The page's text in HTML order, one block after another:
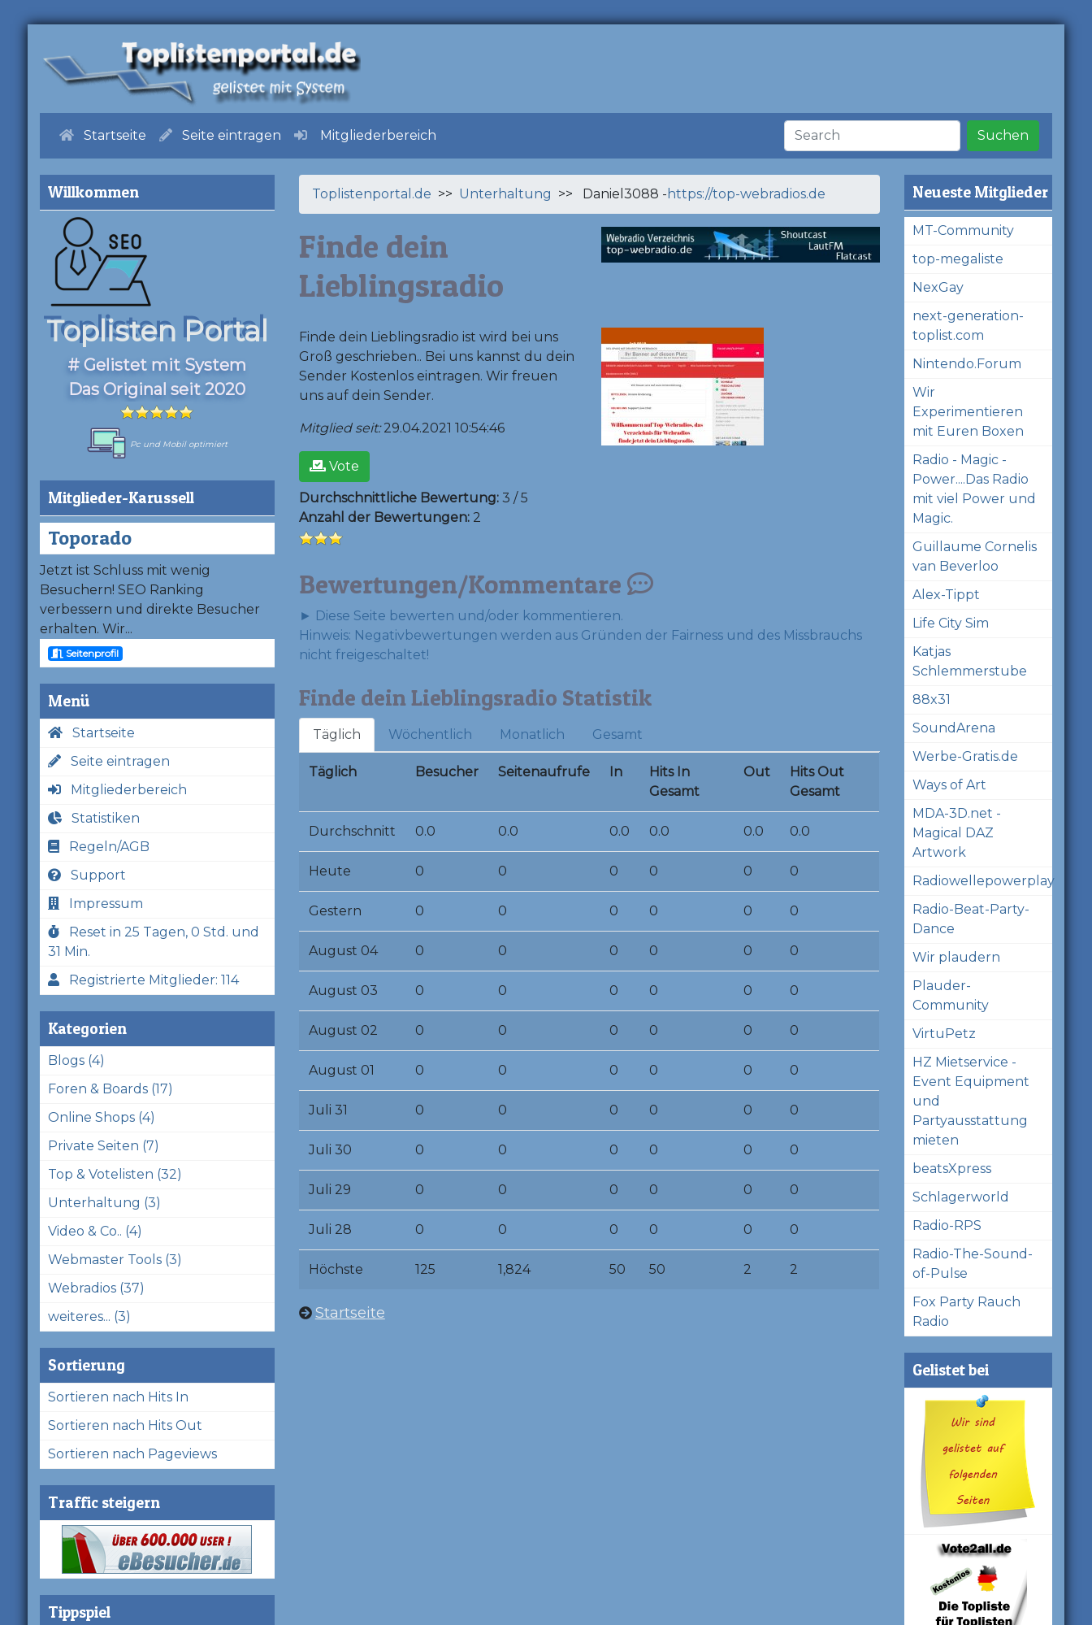
Startseite Seite eintragen Mitgliederbereich Suchen
Willkommen
Toplisten Portal
# Gelistet mit System
Das Original seit 2020
Pc und Mobil optimiert
Mitglieder-Karussell
Toporado
Jetzt ist Schluss mit wenig
Besuchern! SEO Ranking
verbessern und direkte Besucher
erhalten. Wir...
Seitenprofil
Menü
Startseite
Seite eintragen
Mitgliederbereich
Statistiken
Regeln/AGB
Support
Impressum
Reset in 25 Tagen, 0 Std. und
31 Min.
Registrierte Mitglieder: 114
Kategorien
Blogs (4)
Foren & Boards (17)
Online Shops (4)
Private Seiten (7)
Top & Votelisten (32)
Unterhaltung (3)
Video & Co.. (4)
Webmaster Tools (3)
Webradios (37)
weiteres... (3)
Sortierung
Sortieren nach Hits In
Sortieren nach Hits Out
Sortieren nach Pageviews
Traffic steigern
Tippspiel
Toplistenportal.de >> Unterhaltung >> Daniel3088 - https://top-webradios.de
Finde dein
Lieblingsradio
Finde dein Lieblingsradio ist wird bei uns
Groß geschrieben.. Bei uns kannst du dein
Sender Kostenlos eintragen. Wir freuen
uns auf dein Sender.
Mitglied seit:29.04.2021 10:54:46
Vote
Durchschnittliche Bewertung:3 / 5
Anzahl der Bewertungen:2
Bewertungen/Kommentare
► Diese Seite bewerten und/oder kommentieren.
Hinweis: Negativbewertungen werden aus Gründen der Fairness und des Missbrauchs
nicht freigeschaltet!
Finde dein Lieblingsradio Statistik
Täglich Wöchentlich Monatlich Gesamt
Täglich Besucher Seitenaufrufe In
Hits In
Gesamt
Out
Hits Out
Gesamt
Durchschnitt 0.0 0.0 0.0 0.0 0.0 0.0
Heute 0 0 0 0 0 0
Gestern 0 0 0 0 0 0
August 04 0 0 0 0 0 0
August 03 0 0 0 0 0 0
August 02 0 0 0 0 0 0
August 01 0 0 0 0 0 0
Juli 31 0 0 0 0 0 0
Juli 30 0 0 0 0 0 0
Juli 29 0 0 0 0 0 0
Juli 28 0 0 0 0 0 0
Höchste 125 1,824 50 50 2 2
Startseite
Neueste Mitglieder
MT-Community
top-megaliste
NexGay
next-generation-
toplist.com
Nintendo.Forum
Wir
Experimentieren
mit Euren Boxen
Radio - Magic -
Power....Das Radio
mit viel Power und
Magic.
Guillaume Cornelis
van Beverloo
Alex-Tippt
Life City Sim
Katjas
Schlemmerstube
88x31
SoundArena
Werbe-Gratis.de
Ways of Art
MDA-3D.net -
Magical DAZ
Artwork
Radiowellepowerplay
Radio-Beat-Party-
Dance
Wir plaudern
Plauder-
Community
VirtuPetz
HZ Mietservice -
Event Equipment
und
Partyausstattung
mieten
beatsXpress
Schlagerworld
Radio-RPS
Radio-The-Sound-
of-Pulse
Fox Party Rauch
Radio
Gelistet bei